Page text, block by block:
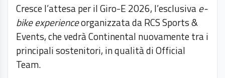
Cresce l’attesa per il Giro-E 2026, l’esclusivae-
bike experienceorganizzata da RCS Sports &
Events, che vedrà Continental nuovamente tra i
principali sostenitori, in qualità di Official
Team.